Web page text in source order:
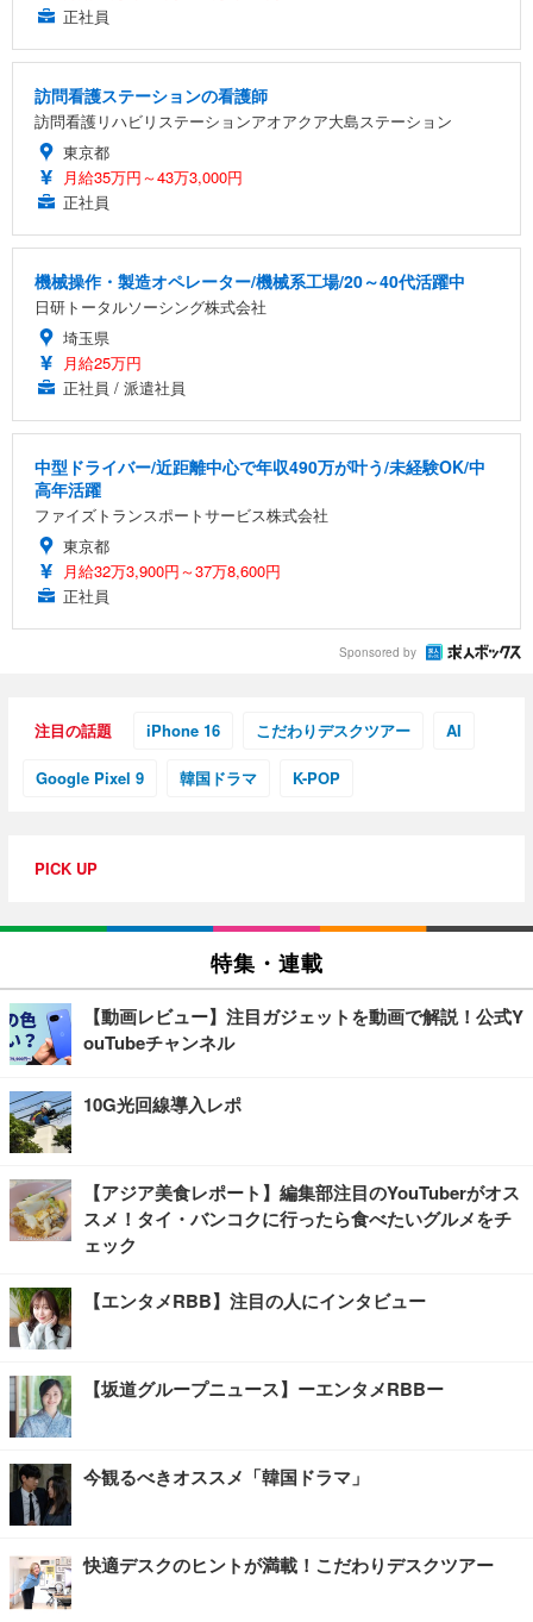
正社員
訪問看護ステーションの看護師
訪問看護リハビリステーションアオアクア大島ステーション
東京都
月給35万円～43万3,000円
正社員
機械操作・製造オペレーター/機械系工場/20～40代活躍中
日研トータルソーシング株式会社
埼玉県
月給25万円
正社員 / 派遣社員
中型ドライバー/近距離中心で年収490万が叶う/未経験OK/中
高年活躍
ファイズトランスポートサービス株式会社
東京都
月給32万3,900円～37万8,600円
正社員
Sponsored by
注目の話題 iPhone 16 こだわりデスクツアー AI
Google Pixel 9 韓国ドラマ K-POP
PICK UP
特集・連載
【動画レビュー】注目ガジェットを動画で解説！公式Y
ouTubeチャンネル
10G光回線導入レポ
【アジア美食レポート】編集部注目のYouTuberがオス
スメ！タイ・バンコクに行ったら食べたいグルメをチ
ェック
【エンタメRBB】注目の人にインタビュー
【坂道グループニュース】ーエンタメRBBー
今観るべきオススメ「韓国ドラマ」
快適デスクのヒントが満載！こだわりデスクツアー